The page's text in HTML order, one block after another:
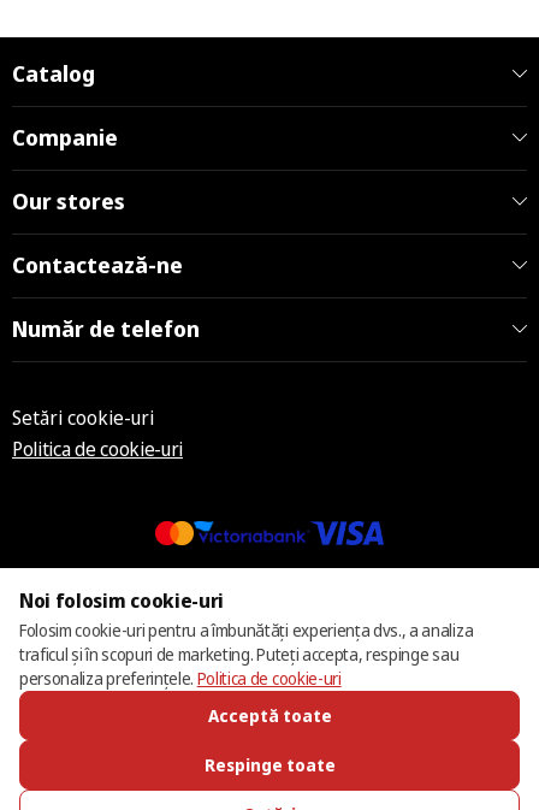
Catalog
Companie
Our stores
Contactează-ne
Număr de telefon
Setări cookie-uri
Politica de cookie-uri
© 2013 – 2026 ECOM
Noi folosim cookie-uri
Folosim cookie-uri pentru a îmbunătăți experiența dvs., a analiza
traficul și în scopuri de marketing. Puteți accepta, respinge sau
personaliza preferințele. Politica de cookie-uri
Acceptă toate
Respinge toate